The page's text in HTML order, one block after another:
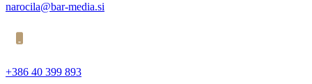
narocila@bar-media.si
+386 40 399 893